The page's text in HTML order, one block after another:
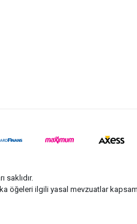
saklıdır.
öğeleri ilgili yasal mevzuatlar